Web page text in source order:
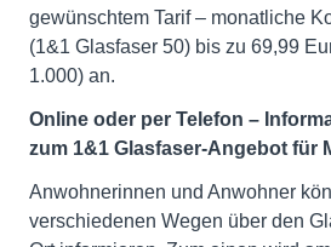
gewünschtem Tarif – monatliche
(1&1 Glasfaser 50) bis zu 69,99
1.000) an.
Online oder per Telefon –
zum 1&1 Glasfaser-Angebot für
Anwohnerinnen und Anwohner
verschiedenen Wegen über den